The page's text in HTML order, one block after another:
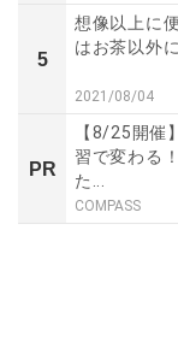
5
想像以上に
はお茶以外
2021/08/04
PR
【8/25開催
習で変わる
た...
COMPASS